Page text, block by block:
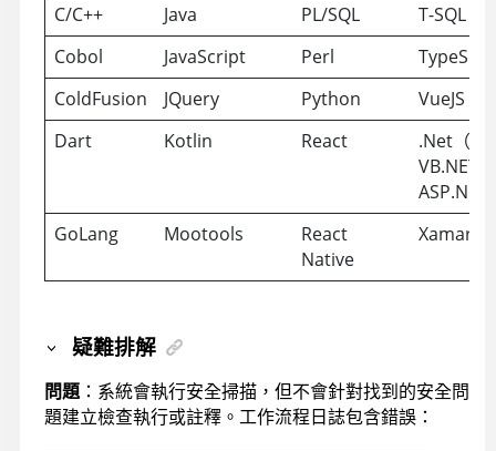
C/C++
Java PL/SQL
T-SQL
Cobol
JavaScript Perl
ColdFusion
JQuery Python
VueJS
Dart
Kotlin React
.Net（
VB.NET、
ASP.Net
GoLang
Mootools
React
Native
Xamarin
疑難排解
問題：系統會執行安全掃描，但不會針對找到的安全問
題建立檢查執行或註釋。工作流程日誌包含錯誤：